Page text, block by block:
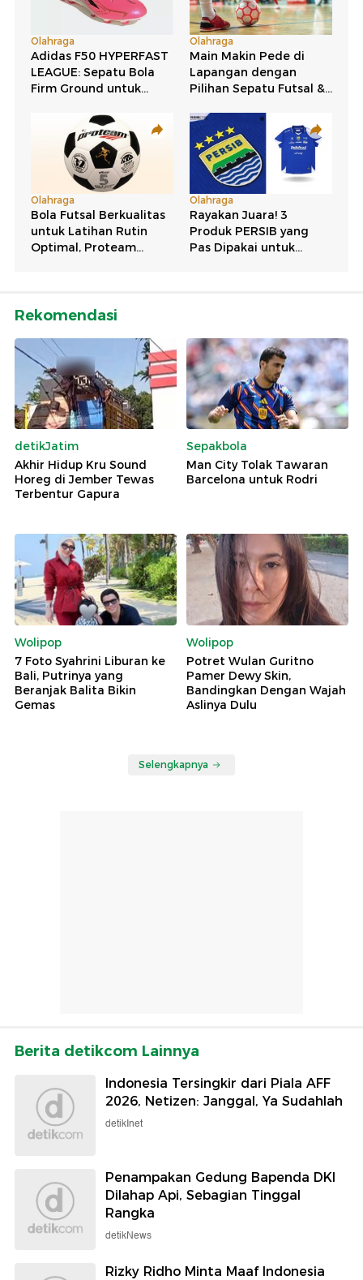
Rekomendasi
detikJatim
Akhir Hidup Kru Sound
Horeg di Jember Tewas
Terbentur Gapura
Sepakbola
Man City Tolak Tawaran
Barcelona untuk Rodri
Wolipop
7 Foto Syahrini Liburan ke
Bali, Putrinya yang
Beranjak Balita Bikin
Gemas
Wolipop
Potret Wulan Guritno
Pamer Dewy Skin,
Bandingkan Dengan Wajah
Aslinya Dulu
Selengkapnya
Berita detikcom Lainnya
Indonesia Tersingkir dari Piala AFF
2026, Netizen: Janggal, Ya Sudahlah
detikInet
Penampakan Gedung Bapenda DKI
Dilahap Api, Sebagian Tinggal
Rangka
detikNews
Rizky Ridho Minta Maaf Indonesia